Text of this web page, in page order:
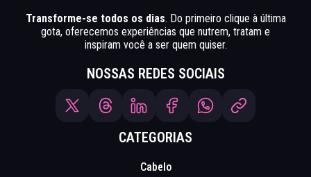
Transforme-se todos os dias. Do primeiro clique à última
gota, oferecemos experiências que nutrem, tratam e
inspiram você a ser quem quiser.
NOSSAS REDES SOCIAIS
CATEGORIAS
Cabelo